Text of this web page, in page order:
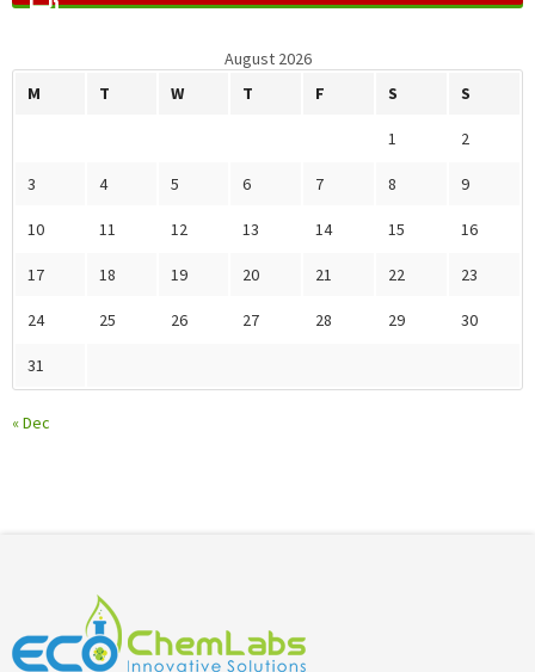
August 2026
M
T W T F S S
1 2
3 4 5 6 7 8 9
10 11 12 13 14 15 16
17 18 19 20 21 22 23
24 25 26 27 28 29 30
31
« Dec